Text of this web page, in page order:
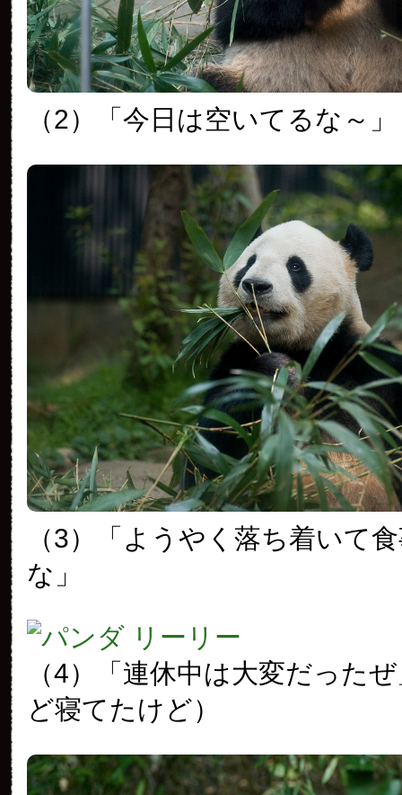
（2）「今日は空いてるな～」
（3）「ようやく落ち着いて
な」
（4）「連休中は大変だった
ど寝てたけど）